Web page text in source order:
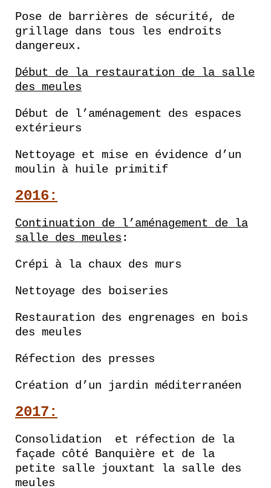
Pose de barrières de sécurité, de
grillage dans tous les endroits
dangereux.
Début de la restauration de la salle
des meules
Début de l’aménagement des espaces
extérieurs
Nettoyage et mise en évidence d’un
moulin à huile primitif
2016:
Continuation de l’aménagement de la
salle des meules :
Crépi à la chaux des murs
Nettoyage des boiseries
Restauration des engrenages en bois
des meules
Réfection des presses
Création d’un jardin méditerranéen
2017:
Consolidation et réfection de la
façade côté Banquière et de la
petite salle jouxtant la salle des
meules